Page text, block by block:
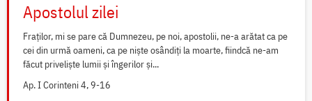
Apostolul zilei
Fraților, mi se pare că Dumnezeu, pe noi, apostolii, ne-a arătat ca pe
cei din urmă oameni, ca pe niște osândiți la moarte, fiindcă ne-am
făcut priveliște lumii și îngerilor și...
Ap. I Corinteni 4, 9-16